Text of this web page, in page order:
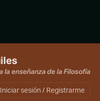
Iniciar sesión / Registrarme